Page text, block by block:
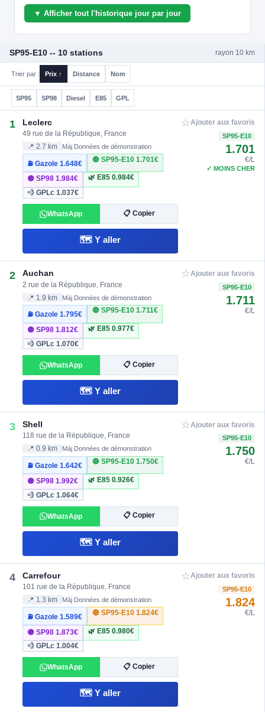
▼ Afficher tout l'historique jour par jour
SP95-E10 -- 10 stations rayon 10 km
Trier par : Prix ↑ Distance Nom
SP95 SP98 Diesel E85 GPL
1 Leclerc
49 rue de la République, France
📍 2.7 km Màj Données de démonstration
⛽ Gazole1.648€
🔴 SP95-E10 1.701€
🟣 SP981.984€ 🌿 E85 0.984€
💨 GPLc1.037€
WhatsApp 📋 Copier
🗺️ Y aller
☆Ajouter aux favoris
SP95-E10
1.701
€/L
✓ MOINS CHER
2 Auchan
2 rue de la République, France
📍 1.9 km Màj Données de démonstration
⛽ Gazole1.795€
🔴 SP95-E10 1.711€
🟣 SP981.812€ 🌿 E85 0.977€
💨 GPLc1.070€
WhatsApp 📋 Copier
🗺️ Y aller
☆Ajouter aux favoris
SP95-E10
1.711
€/L
3 Shell
118 rue de la République, France
📍 0.9 km Màj Données de démonstration
⛽ Gazole1.642€
🔴 SP95-E10 1.750€
🟣 SP981.992€ 🌿 E85 0.926€
💨 GPLc1.064€
WhatsApp 📋 Copier
🗺️ Y aller
☆Ajouter aux favoris
SP95-E10
1.750
€/L
4 Carrefour
101 rue de la République, France
📍 1.3 km Màj Données de démonstration
⛽ Gazole1.589€
🔴 SP95-E10 1.824€
🟣 SP981.873€ 🌿 E85 0.980€
💨 GPLc1.004€
WhatsApp 📋 Copier
🗺️ Y aller
☆Ajouter aux favoris
SP95-E10
1.824
€/L